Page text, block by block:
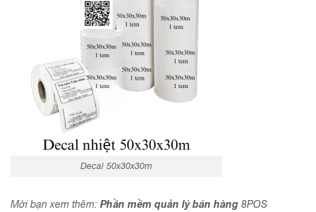
Decal 50x30x30m
Mời bạn xem thêm: Phần mềm quản lý bán hàng 8POS